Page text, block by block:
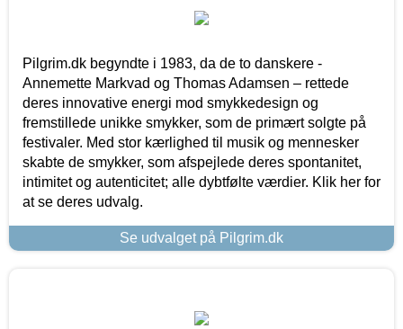
Pilgrim.dk begyndte i 1983, da de to danskere -
Annemette Markvad og Thomas Adamsen – rettede
deres innovative energi mod smykkedesign og
fremstillede unikke smykker, som de primært solgte på
festivaler. Med stor kærlighed til musik og mennesker
skabte de smykker, som afspejlede deres spontanitet,
intimitet og autenticitet; alle dybtfølte værdier. Klik her for
at se deres udvalg.
Se udvalget på Pilgrim.dk